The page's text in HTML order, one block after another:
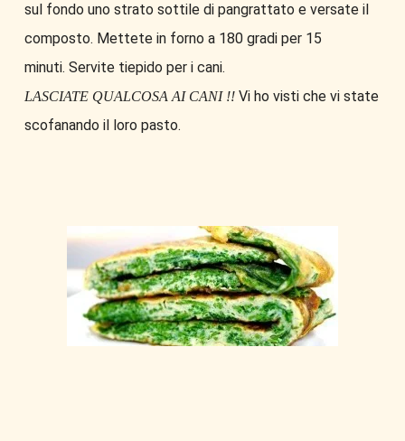
sul fondo uno strato sottile di pangrattato e versate il
composto. Mettete in forno a 180 gradi per 15
minuti. Servite tiepido per i cani.
LASCIATE QUALCOSA AI CANI !!Vi ho visti che vi state
scofanando il loro pasto.